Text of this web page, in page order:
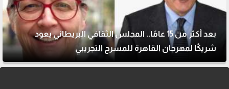
بعد أكثر من 15 عامًا.. المجلس الثقافي البريطاني يعود
شريكًا لمهرجان القاهرة للمسرح التجريبي